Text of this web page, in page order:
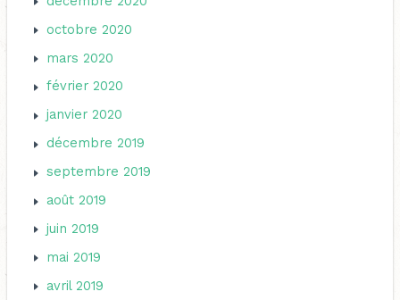
octobre 2020
mars 2020
février 2020
janvier 2020
décembre 2019
septembre 2019
août 2019
juin 2019
mai 2019
avril 2019